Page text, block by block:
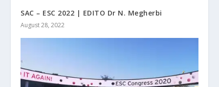
SAC – ESC 2022 | EDITO Dr N. Megherbi
August 28, 2022